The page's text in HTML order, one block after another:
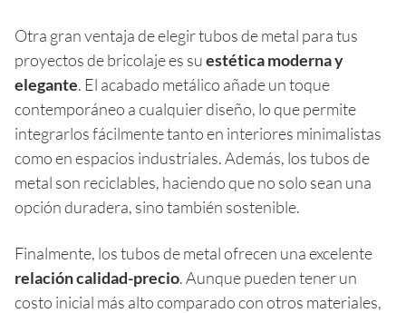
Otra gran ventaja de elegir tubos de metal para tus
proyectos de bricolaje es suestética moderna y
elegante. El acabado metálico añade un toque
contemporáneo a cualquier diseño, lo que permite
integrarlos fácilmente tanto en interiores minimalistas
como en espacios industriales. Además, los tubos de
metal son reciclables, haciendo que no solo sean una
opción duradera, sino también sostenible.
Finalmente, los tubos de metal ofrecen una excelente
relación calidad-precio. Aunque pueden tener un
costo inicial más alto comparado con otros materiales,